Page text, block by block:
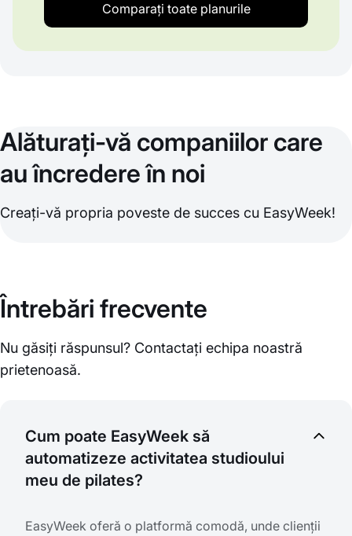
Comparați toate planurile
Alăturați-vă companiilor care
au încredere în noi
Creați-vă propria poveste de succes cu EasyWeek!
Întrebări frecvente
Nu găsiți răspunsul? Contactați echipa noastră
prietenoasă.
Cum poate EasyWeek să
automatizeze activitatea studioului
meu de pilates?
EasyWeek oferă o platformă comodă, unde clienții